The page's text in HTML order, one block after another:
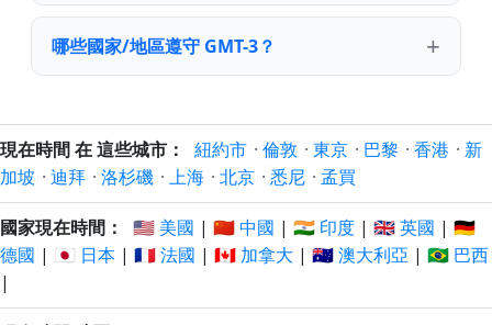
哪些國家/地區遵守 GMT-3？
現在時間 在 這些城市： 紐約市 · 倫敦 · 東京 · 巴黎 · 香港 · 新
加坡 · 迪拜 · 洛杉磯 · 上海 · 北京 · 悉尼 · 孟買
國家現在時間： 🇺🇸 美國 | 🇨🇳 中國 | 🇮🇳 印度 | 🇬🇧 英國 | 🇩🇪
德國 | 🇯🇵 日本 | 🇫🇷 法國 | 🇨🇦 加拿大 | 🇦🇺 澳大利亞 | 🇧🇷 巴西
|